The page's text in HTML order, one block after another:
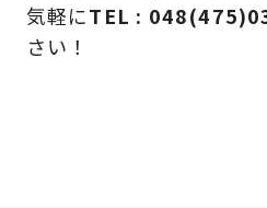
気軽にTEL :
さい！